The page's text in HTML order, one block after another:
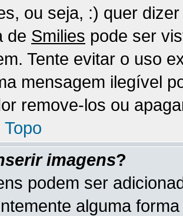
ou seja, :) quer
de Smilies pode ser
Tente evitar o uso
mensagem ilegível
remove-los ou
imagens?
podem ser
alguma